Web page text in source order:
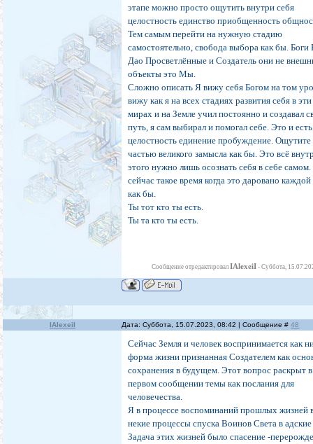
этапе можно просто ощутить внутри себя
целостность единство приобщенность
Тем самым перейти на нужную стадию
самостоятельно, свобода выбора как бы. Боги
Дао Просветлённые и Создатель они не
объекты это Мы.
Сложно описать Я вижу себя Богом на том
вижу как я на всех стадиях развития себя в эти
мирах и на Земле учил постоянно и создавал
путь, я сам выбирал и помогал себе. Это и есть
целостность единение пробуждение. Ощутите
частью великого замысла как бы. Это всё
этого нужно лишь осознать себя в себе
сейчас такое время когда это даровано
как бы.
Ты тот кто ты есть.
Ты та кто ты есть.
Сообщение отредактировалIAlexeiI -Суббота,
IAlexeiI Дата: Суббота, 15.07.2023, 08:42 | Сообщение #48
Сейчас Земля и человек воспринимается как
форма жизни признанная Создателем как
сохранения в будущем. Этот вопрос раскрыт в
первом сообщении темы как послания для
человечества.
Я в процессе воспоминаний прошлых жизней
некие процессы спуска Воинов Света в
Задача этих жизней было спасение -